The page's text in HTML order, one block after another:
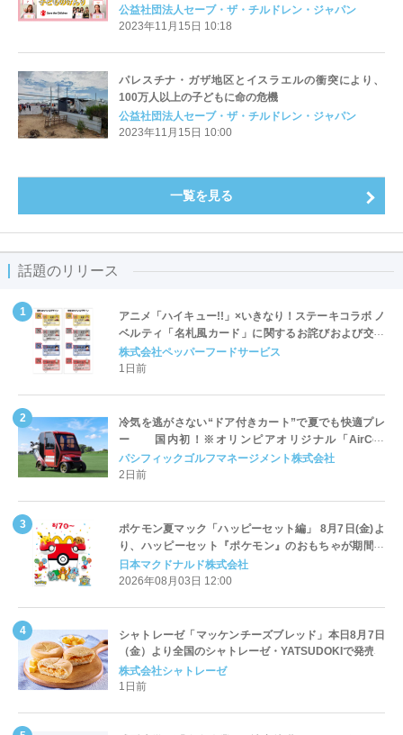
進へ ディーン・フジオカさん、渡辺満里奈さん、鈴木
亜美さんら著名人21人が条約を動画で紹介
公益社団法人セーブ・ザ・チルドレン・ジャパン
2023年11月15日 10:18
パレスチナ・ガザ地区とイスラエルの衝突により、
100万人以上の子どもに命の危機
公益社団法人セーブ・ザ・チルドレン・ジャパン
2023年11月15日 10:00
一覧を見る
話題のリリース
アニメ「ハイキュー!!」×いきなり！ステーキコラボ ノ
ベルティ「名札風カード」に関するお詫びおよび交換
対応についてのご案内
株式会社ペッパーフードサービス
1日前
冷気を逃がさない“ドア付きカート”で夏でも快適プレ
ー 国内初！※オリンピアオリジナル「AirCon
Cart（エアコンカート）」導入 | ＰＧＭ
パシフィックゴルフマネージメント株式会社
2日前
ポケモン夏マック「ハッピーセット編」 8月7日(金)よ
り、ハッピーセット『ポケモン』のおもちゃが期間限
定登場
日本マクドナルド株式会社
2026年08月03日 12:00
シャトレーゼ「マッケンチーズブレッド」本日8月7日
（金）より全国のシャトレーゼ・YATSUDOKIで発売
株式会社シャトレーゼ
1日前